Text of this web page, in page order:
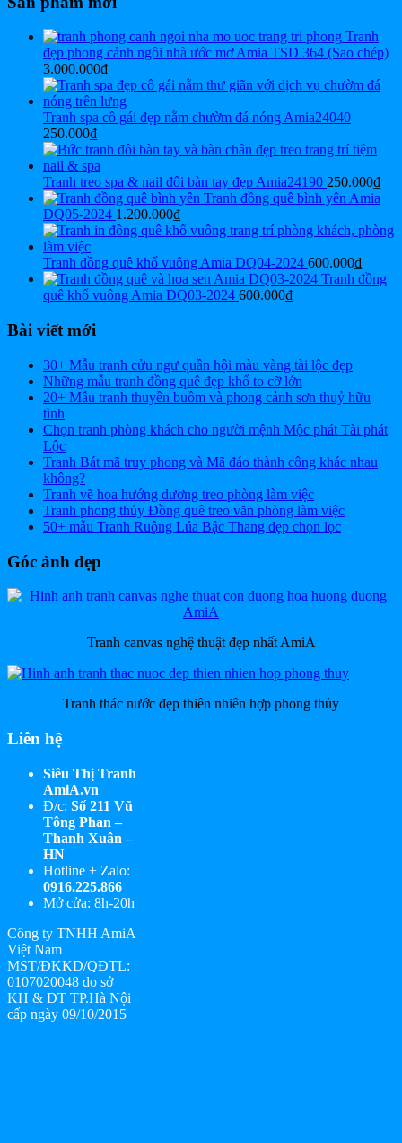
Tranh
đẹp phong cảnh ngôi nhà ước mơ Amia TSD 364 (Sao chép)
3.000.000₫
Tranh spa cô gái đẹp nằm chườm đá nóng Amia24040
250.000₫
Tranh treo spa & nail đôi bàn tay đẹp Amia24190 250.000₫
Tranh đồng quê bình yên Amia
DQ05-2024 1.200.000₫
Tranh đồng quê khổ vuông Amia DQ04-2024 600.000₫
Tranh đồng
quê khổ vuông Amia DQ03-2024 600.000₫
Bài viết mới
30+ Mẫu tranh cửu ngư quần hội màu vàng tài lộc đẹp
Những mẫu tranh đồng quê đẹp khổ to cỡ lớn
20+ Mẫu tranh thuyền buồm và phong cảnh sơn thuỷ hữu
tình
Chọn tranh phòng khách cho người mệnh Mộc phát Tài phát
Lộc
Tranh Bát mã truy phong và Mã đáo thành công khác nhau
không?
Tranh vẽ hoa hướng dương treo phòng làm việc
Tranh phong thủy Đồng quê treo văn phòng làm việc
50+ mẫu Tranh Ruộng Lúa Bậc Thang đẹp chọn lọc
Góc ảnh đẹp
Tranh canvas nghệ thuật đẹp nhất AmiA
Tranh thác nước đẹp thiên nhiên hợp phong thủy
Liên hệ
Siêu Thị Tranh
AmiA.vn
Đ/c: Số 211 Vũ
Tông Phan –
Thanh Xuân –
HN
Hotline + Zalo:
0916.225.866
Mở cửa: 8h-20h
Công ty TNHH AmiA
Việt Nam
MST/ĐKKD/QĐTL:
0107020048 do sở
KH & ĐT TP.Hà Nội
cấp ngày 09/10/2015